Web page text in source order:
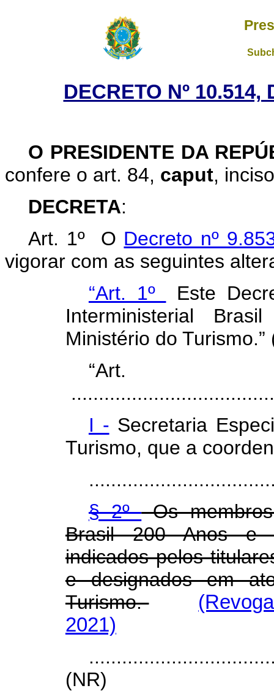
DECRETO Nº 10.514,
O PRESIDENTE DA
confere o art. 84, caput,
DECRETA:
Art. 1º O Decreto nº
vigorar com as seguintes
“Art. 1º
Este
Interministerial
Ministério do Turismo.”
I - Secretaria
Turismo, que a
§ 2ºOs membros
Brasil 200 Anos e
indicados pelos
e designados em
Turismo.
2021)
(NR)